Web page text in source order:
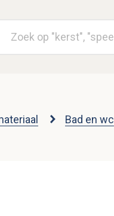
Bad en wc